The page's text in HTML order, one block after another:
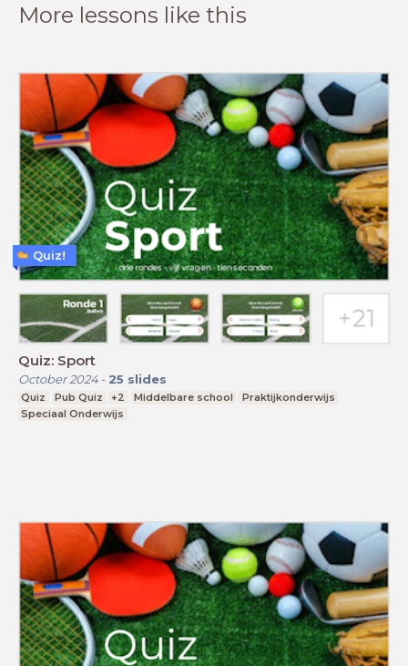
More lessons like this
Quiz: Sport
October 2024- 25 slides
Quiz Pub Quiz +2 Middelbare school
Praktijkonderwijs
Speciaal Onderwijs
Quiz!